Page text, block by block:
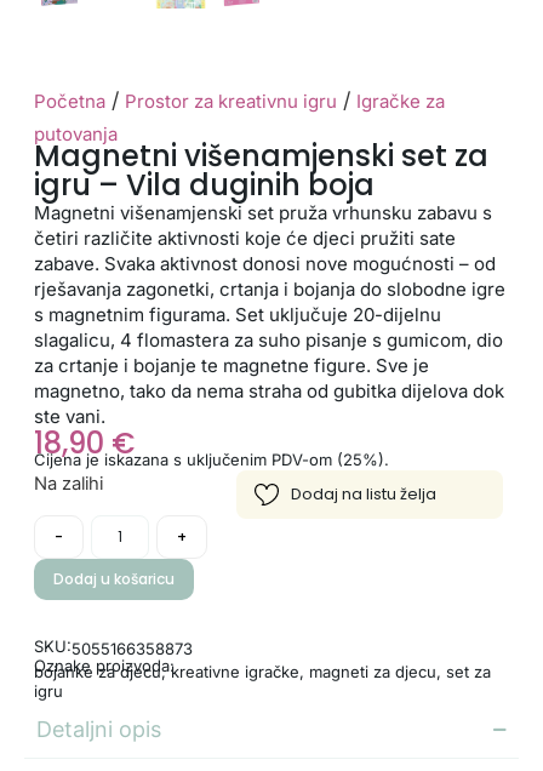
Početna/ Prostor za kreativnu igru / Igračke za
putovanja
Magnetni višenamjenski set za
igru – Vila duginih boja
Magnetni višenamjenski set pruža vrhunsku zabavu s
četiri različite aktivnosti koje će djeci pružiti sate
zabave. Svaka aktivnost donosi nove mogućnosti – od
rješavanja zagonetki, crtanja i bojanja do slobodne igre
s magnetnim figurama. Set uključuje 20-dijelnu
slagalicu, 4 flomastera za suho pisanje s gumicom, dio
za crtanje i bojanje te magnetne figure. Sve je
magnetno, tako da nema straha od gubitka dijelova dok
ste vani.
18,90€
Cijena je iskazana s uključenim PDV-om (25%).
Na zalihi
- +
Dodaj u košaricu
SKU:5055166358873
Oznake proizvoda:
bojanke za djecu,kreativne igračke, magneti za djecu, set za
igru
Detaljni opis